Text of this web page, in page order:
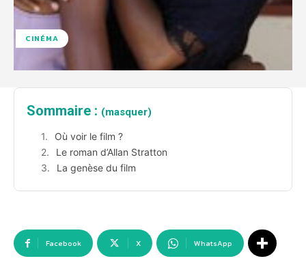
CINÉMA
Sommaire : (masquer)
Où voir le film ?
Le roman d’Allan Stratton
La genèse du film
Facebook X WhatsApp